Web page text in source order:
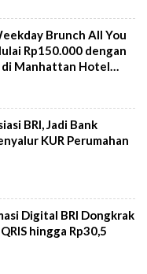
Brunch All You
Rp150.000 dengan
Manhattan Hotel
BRI, Jadi Bank
KUR Perumahan
Digital BRI Dongkrak
hingga Rp30,5